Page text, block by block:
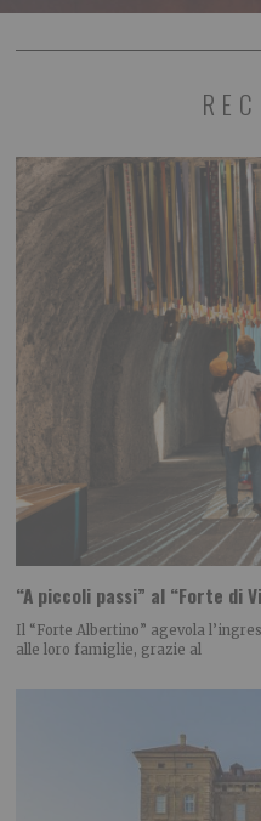
“A piccoli passi” al “Forte di
Il “Forte Albertino” agevola
alle loro famiglie, grazie al